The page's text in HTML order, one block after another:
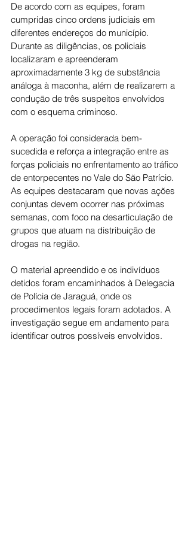
De acordo com as equipes, foram
cumpridas cinco ordens judiciais em
diferentes endereços do município.
Durante as diligências, os policiais
localizaram e apreenderam
aproximadamente 3 kg de substância
análoga à maconha, além de realizarem a
condução de três suspeitos envolvidos
com o esquema criminoso.
A operação foi considerada bem-
sucedida e reforça a integração entre as
forças policiais no enfrentamento ao tráfico
de entorpecentes no Vale do São Patrício.
As equipes destacaram que novas ações
conjuntas devem ocorrer nas próximas
semanas, com foco na desarticulação de
grupos que atuam na distribuição de
drogas na região.
O material apreendido e os indivíduos
detidos foram encaminhados à Delegacia
de Polícia de Jaraguá, onde os
procedimentos legais foram adotados. A
investigação segue em andamento para
identificar outros possíveis envolvidos.